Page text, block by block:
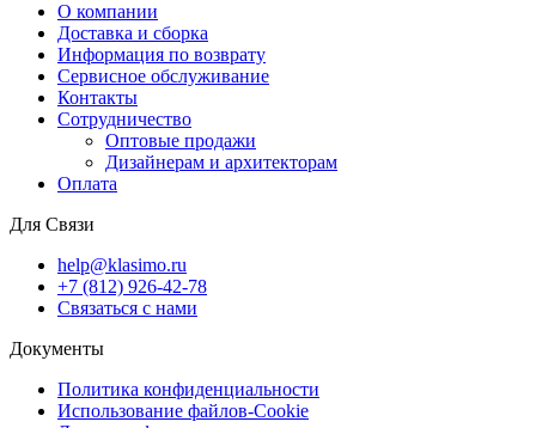
О компании
Доставка и сборка
Информация по возврату
Сервисное обслуживание
Контакты
Сотрудничество
Оптовые продажи
Дизайнерам и архитекторам
Оплата
Для Связи
help@klasimo.ru
+7 (812) 926-42-78
Связаться с нами
Документы
Политика конфиденциальности
Использование файлов-Cookie